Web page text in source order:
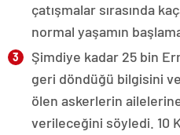
çatışmalar sırasında
normal yaşamın
Şimdiye kadar 25 bin
geri döndüğü bilgisini
ölen askerlerin
verileceğini söyledi. 10